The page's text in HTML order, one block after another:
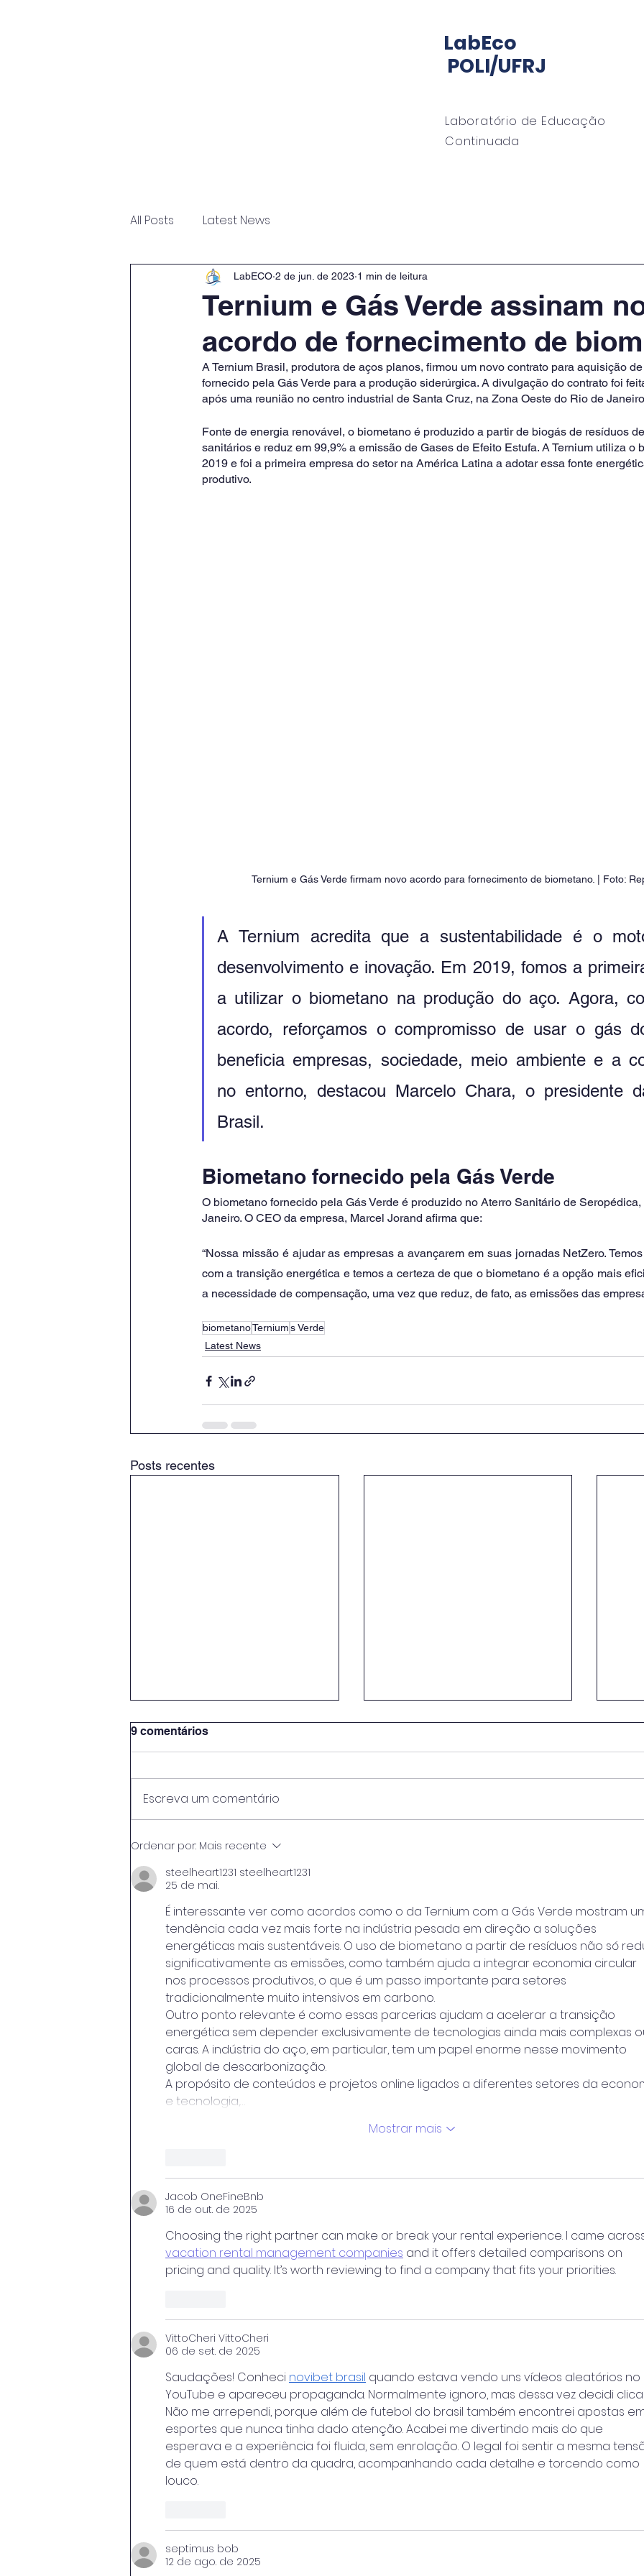
LabEco
POLI/UFRJ
Laboratório de Educação
Continuada
All Posts Latest News
Ternium e Gás Verde assinam
acordo de fornecimento de
LabECO 2 de jun. de 2023 1 min de leitura
A Ternium Brasil, produtora de aços planos, firmou um novo contrato para aquisição
fornecido pela Gás Verde para a produção siderúrgica. A divulgação do contrato foi
após uma reunião no centro industrial de Santa Cruz, na Zona Oeste do Rio de
Fonte de energia renovável, o biometano é produzido a partir de biogás de resíduos
sanitários e reduz em 99,9% a emissão de Gases de Efeito Estufa. A Ternium utiliza o
2019 e foi a primeira empresa do setor na América Latina a adotar essa fonte
produtivo.
Ternium e Gás Verde firmam novo acordo para fornecimento de biometano. | Foto:
A Ternium acredita que a sustentabilidade é o
desenvolvimento e inovação. Em 2019, fomos a
a utilizar o biometano na produção do aço. Agora,
acordo, reforçamos o compromisso de usar o gás
beneficia empresas, sociedade, meio ambiente e a
no entorno, destacou Marcelo Chara, o presidente
Brasil.
Biometano fornecido pela Gás Verde
O biometano fornecido pela Gás Verde é produzido no Aterro Sanitário de
Janeiro. O CEO da empresa, Marcel Jorand afirma que:
“Nossa missão é ajudar as empresas a avançarem em suas jornadas NetZero.
com a transição energética e temos a certeza de que o biometano é a opção mais
a necessidade de compensação, uma vez que reduz, de fato, as emissões das
biometanoTerniums Verde
Latest News
Posts recentes
Baker Hughes firma acordo
de US$ 9 bilhões com a
Modec
9 comentários
Escreva um comentário
Ordenar por: Mais recente
steelheart1231 steelheart1231
25 de mai.
É interessante ver como acordos como o da Ternium com a Gás Verde mostram
tendência cada vez mais forte na indústria pesada em direção a soluções
energéticas mais sustentáveis. O uso de biometano a partir de resíduos não só
significativamente as emissões, como também ajuda a integrar economia circular
nos processos produtivos, o que é um passo importante para setores
tradicionalmente muito intensivos em carbono.
Outro ponto relevante é como essas parcerias ajudam a acelerar a transição
energética sem depender exclusivamente de tecnologias ainda mais complexas
caras. A indústria do aço, em particular, tem um papel enorme nesse movimento
global de descarbonização.
A propósito de conteúdos e projetos online ligados a diferentes setores da
e tecnologia,…
Mostrar mais
Jacob OneFineBnb
16 de out. de 2025
Choosing the right partner can make or break your rental experience. I came
vacation rental management companies and it offers detailed comparisons on
pricing and quality. It’s worth reviewing to find a company that fits your priorities.
VittoCheri VittoCheri
06 de set. de 2025
Saudações! Conheci novibet brasil quando estava vendo uns vídeos aleatórios no
YouTube e apareceu propaganda. Normalmente ignoro, mas dessa vez decidi
Não me arrependi, porque além de futebol do brasil também encontrei apostas
esportes que nunca tinha dado atenção. Acabei me divertindo mais do que
esperava e a experiência foi fluida, sem enrolação. O legal foi sentir a mesma
de quem está dentro da quadra, acompanhando cada detalhe e torcendo como
louco.
septimus bob
12 de ago. de 2025